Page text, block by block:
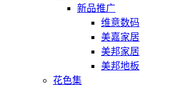
新品推广
维意数码
美嘉家居
美邦家居
美邦地板
花色集